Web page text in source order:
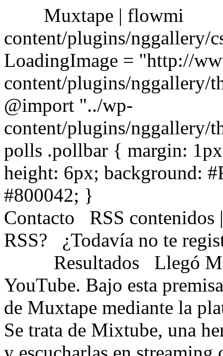
Muxtape | flowmi
content/plugins/nggallery/
LoadingImage = "http://
content/plugins/
@import "../wp-
content/plugins/
polls .pollbar { margin:
height: 6px; background:
#800042; }
Contacto
RSS contenidos
RSS?
¿ Todav í a no te
Resultados
Llegó
YouTube . Bajo esta
de Muxtape mediante la
Se trata de Mixtube , una